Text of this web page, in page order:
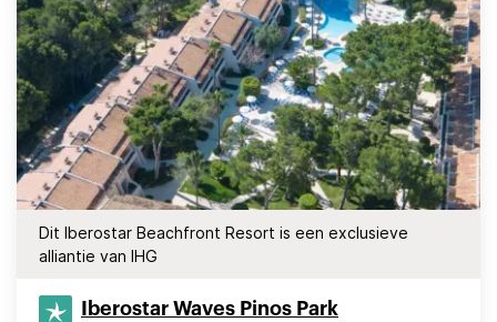
Dit Iberostar Beachfront Resort is een exclusieve
alliantie van IHG
Iberostar Waves Pinos Park